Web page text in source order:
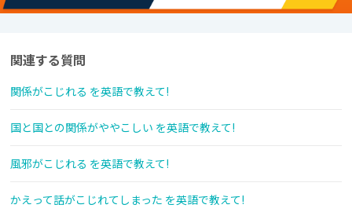
関連する質問
関係がこじれる を英語で教えて!
国と国との関係がややこしい を英語で教えて!
風邪がこじれる を英語で教えて!
かえって話がこじれてしまった を英語で教えて!